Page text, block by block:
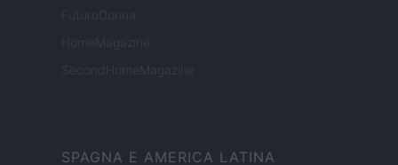
FuturoDonna
HomeMagazine
SecondHomeMagazine
SPAGNA E AMERICA LATINA